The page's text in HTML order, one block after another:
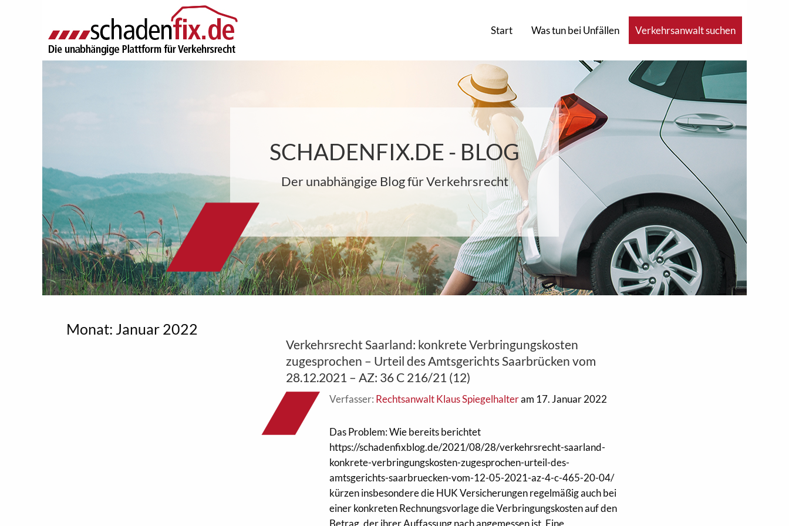
Start Was tun bei Unfällen Verkehrsanwalt suchen
SCHADENFIX.DE - BLOG
Der unabhängige Blog für Verkehrsrecht
Monat: Januar 2022
Verkehrsrecht Saarland: konkrete Verbringungskosten
zugesprochen – Urteil des Amtsgerichts Saarbrücken vom
28.12.2021 – AZ: 36 C 216/21 (12)
Verfasser: Rechtsanwalt Klaus Spiegelhalteram 17. Januar 2022
Das Problem: Wie bereits berichtet
https://schadenfixblog.de/2021/08/28/verkehrsrecht-saarland-
konkrete-verbringungskosten-zugesprochen-urteil-des-
amtsgerichts-saarbruecken-vom-12-05-2021-az-4-c-465-20-04/
kürzen insbesondere die HUK Versicherungen regelmäßig auch bei
einer konkreten Rechnungsvorlage die Verbringungskosten auf den
Betrag, der ihrer Auffassung nach angemessen ist. Eine